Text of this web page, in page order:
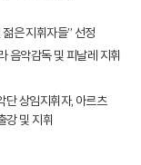
은 지휘자들” 선정
음악감독 및 피날레 지휘
단 상임지휘자, 아르츠
강 및 지휘